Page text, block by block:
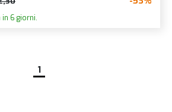
in 6 giorni.
1